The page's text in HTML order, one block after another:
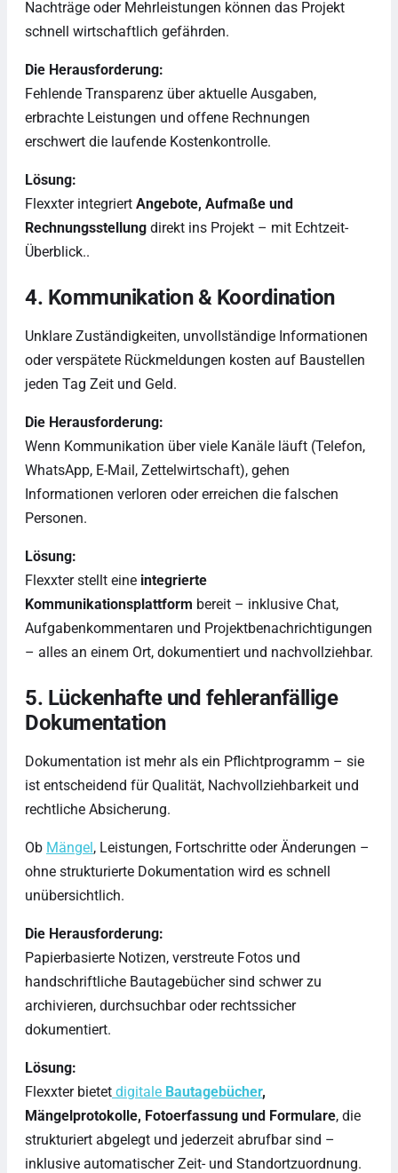
Nachträge oder Mehrleistungen können das Projekt
schnell wirtschaftlich gefährden.
Die Herausforderung:
Fehlende Transparenz über aktuelle Ausgaben,
erbrachte Leistungen und offene Rechnungen
erschwert die laufende Kostenkontrolle.
Lösung:
Flexxter integriert Angebote, Aufmaße und
Rechnungsstellung direkt ins Projekt – mit Echtzeit-
Überblick..
4. Kommunikation & Koordination
Unklare Zuständigkeiten, unvollständige Informationen
oder verspätete Rückmeldungen kosten auf Baustellen
jeden Tag Zeit und Geld.
Die Herausforderung:
Wenn Kommunikation über viele Kanäle läuft (Telefon,
WhatsApp, E-Mail, Zettelwirtschaft), gehen
Informationen verloren oder erreichen die falschen
Personen.
Lösung:
Flexxter stellt eine integrierte
Kommunikationsplattform bereit – inklusive Chat,
Aufgabenkommentaren und Projektbenachrichtigungen
– alles an einem Ort, dokumentiert und nachvollziehbar.
5. Lückenhafte und fehleranfällige
Dokumentation
Dokumentation ist mehr als ein Pflichtprogramm – sie
ist entscheidend für Qualität, Nachvollziehbarkeit und
rechtliche Absicherung.
Ob Mängel, Leistungen, Fortschritte oder Änderungen –
ohne strukturierte Dokumentation wird es schnell
unübersichtlich.
Die Herausforderung:
Papierbasierte Notizen, verstreute Fotos und
handschriftliche Bautagebücher sind schwer zu
archivieren, durchsuchbar oder rechtssicher
dokumentiert.
Lösung:
Flexxter bietet digitale Bautagebücher,
Mängelprotokolle, Fotoerfassung und Formulare, die
strukturiert abgelegt und jederzeit abrufbar sind –
inklusive automatischer Zeit- und Standortzuordnung.